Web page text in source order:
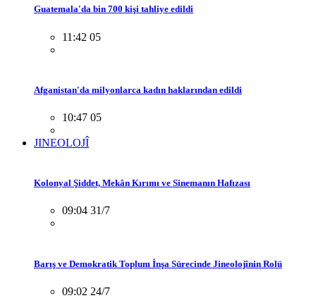
Guatemala'da bin 700 kişi tahliye edildi
11:42 05
Afganistan'da milyonlarca kadın haklarından edildi
10:47 05
JINEOLOJÎ
Kolonyal Şiddet, Mekân Kırımı ve Sinemanın Hafızası
09:04 31/7
Barış ve Demokratik Toplum İnşa Sürecinde Jineolojînin Rolü
09:02 24/7